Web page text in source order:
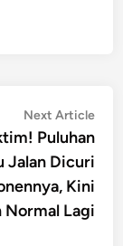
Next Article
Puluhan
Jalan Dicuri
Kini
Normal Lagi